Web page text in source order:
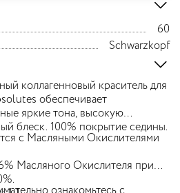
60
Schwarzkopf
коллагенновый краситель для
обеспечивает
яркие тона, высокую
блеск. 100% покрытие седины.
с Масляными Окислителями
Масляного Окислителя при